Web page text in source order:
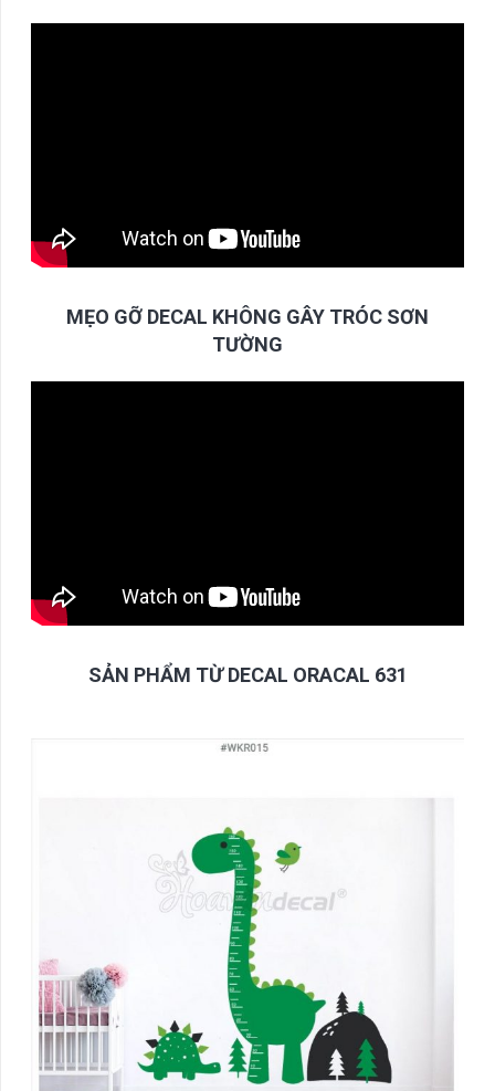
MẸO GỠ DECAL KHÔNG GÂY TRÓC SƠN
TƯỜNG
SẢN PHẨM TỪ DECAL ORACAL 631